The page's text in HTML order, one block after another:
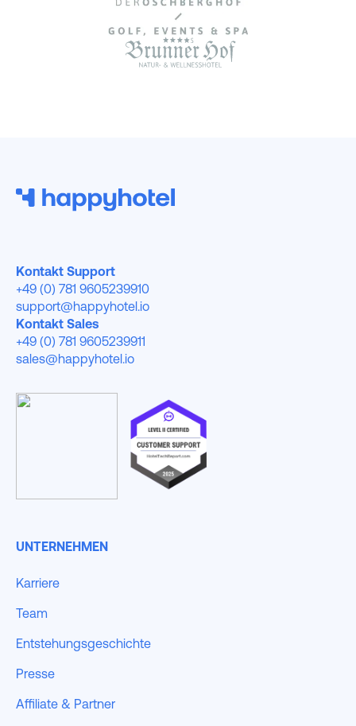
Kontakt Support
+49 (0) 781 9605239910
support@happyhotel.io
Kontakt Sales
+49 (0) 781 9605239911
sales@happyhotel.io
UNTERNEHMEN
Karriere
Team
Entstehungsgeschichte
Presse
Affiliate & Partner